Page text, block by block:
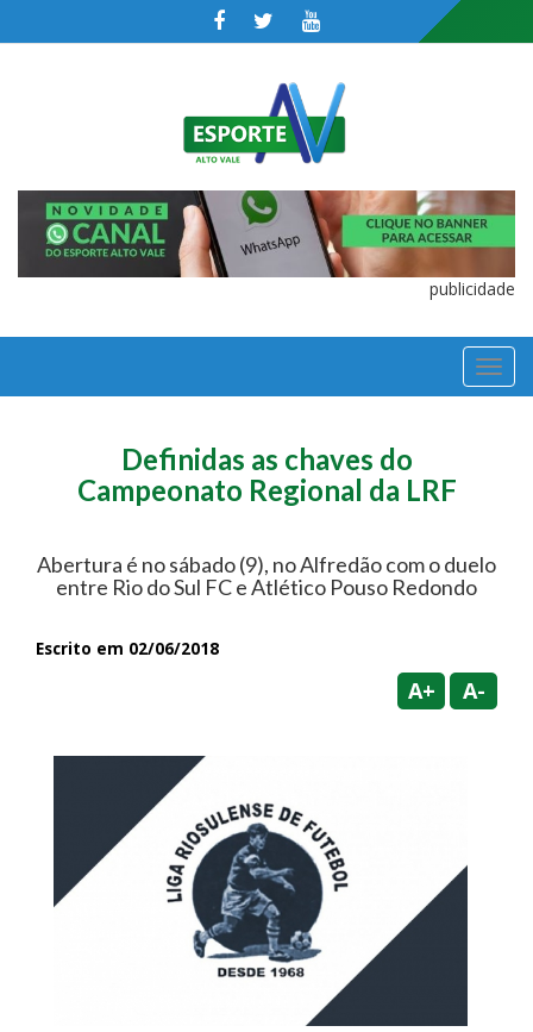
publicidade
Definidas as chaves do
Campeonato Regional da LRF
Abertura é no sábado (9), no Alfredão com o duelo
entre Rio do Sul FC e Atlético Pouso Redondo
Escrito em 02/06/2018
A+ A-